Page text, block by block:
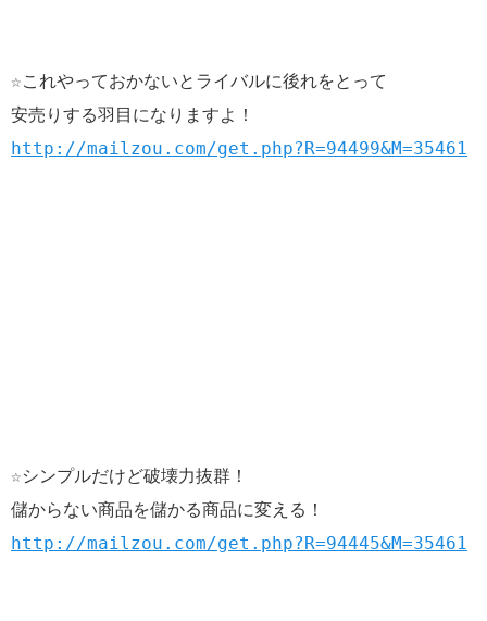
☆これやっておかないとライバルに後れをとって
安売りする羽目になりますよ！
http://mailzou.com/get.php?R=94499&M=35461
☆シンプルだけど破壊力抜群！
儲からない商品を儲かる商品に変える！
http://mailzou.com/get.php?R=94445&M=35461